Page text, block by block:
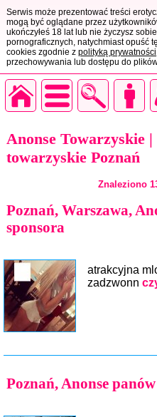
Serwis może prezentować treści
mogą być oglądane przez
ukończyłeś 18 lat lub nie życzysz
pornograficznych, natychmiast opuść
cookies zgodnie z polityką prywatności
przechowywania lub dostępu do
Anonse Towarzyskie |
towarzyskie Poznań
Znaleziono
Poznań, Warszawa,
sponsora
atrakcyjna
zadzwonn
Poznań, Anonse